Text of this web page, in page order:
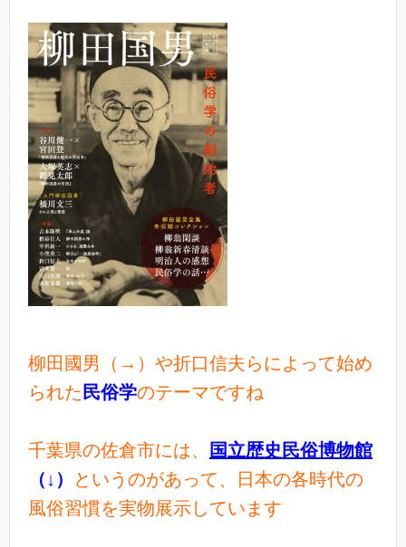
柳田國男（→）や折口信夫らによって始め
られた 民俗学のテーマですね
千葉県の佐倉市には、
国立歴史民俗博物館
（↓）
というのがあって、日本の各時代の
風俗習慣を実物展示しています